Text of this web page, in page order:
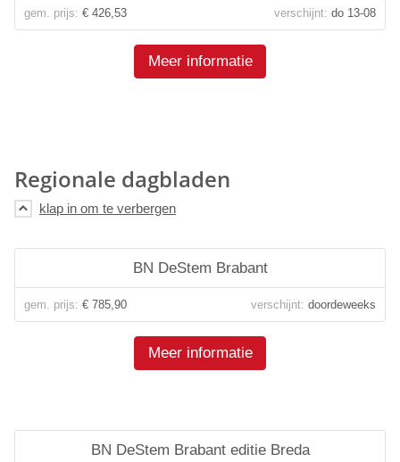
gem. prijs: € 426,53 verschijnt: do 13-08
Meer informatie
Regionale dagbladen
BN DeStem Brabant
gem. prijs: € 785,90 verschijnt: doordeweeks
Meer informatie
BN DeStem Brabant editie Breda